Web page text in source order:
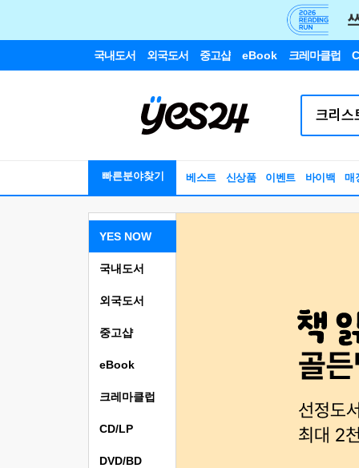
국내도서 외국도서 중고샵 eBook 크레마클럽
빠른분야찾기 베스트 신상품 이벤트 바이백 매
YES NOW
국내도서
외국도서
중고샵
eBook
크레마클럽
CD/LP
DVD/BD